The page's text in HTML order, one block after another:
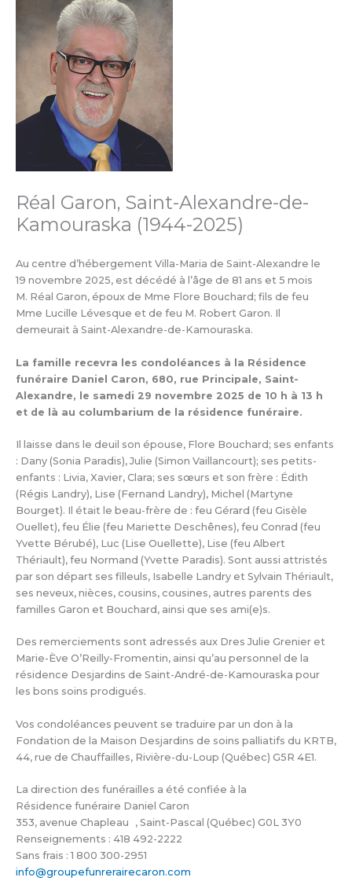
Réal Garon, Saint-Alexandre-de-
Kamouraska (1944-2025)
Au centre d’hébergement Villa-Maria de Saint-Alexandre le
19 novembre 2025, est décédé à l’âge de 81 ans et 5 mois
M. Réal Garon, époux de Mme Flore Bouchard; fils de feu
Mme Lucille Lévesque et de feu M. Robert Garon. Il
demeurait à Saint-Alexandre-de-Kamouraska.
La famille recevra les condoléances à la Résidence
funéraire Daniel Caron, 680, rue Principale, Saint-
Alexandre, le samedi 29 novembre 2025 de 10 h à 13 h
et de là au columbarium de la résidence funéraire.
Il laisse dans le deuil son épouse, Flore Bouchard; ses enfants
: Dany (Sonia Paradis), Julie (Simon Vaillancourt); ses petits-
enfants : Livia, Xavier, Clara; ses sœurs et son frère : Édith
(Régis Landry), Lise (Fernand Landry), Michel (Martyne
Bourget). Il était le beau-frère de : feu Gérard (feu Gisèle
Ouellet), feu Élie (feu Mariette Deschênes), feu Conrad (feu
Yvette Bérubé), Luc (Lise Ouellette), Lise (feu Albert
Thériault), feu Normand (Yvette Paradis). Sont aussi attristés
par son départ ses filleuls, Isabelle Landry et Sylvain Thériault,
ses neveux, nièces, cousins, cousines, autres parents des
familles Garon et Bouchard, ainsi que ses ami(e)s.
Des remerciements sont adressés aux Dres Julie Grenier et
Marie-Ève O’Reilly-Fromentin, ainsi qu’au personnel de la
résidence Desjardins de Saint-André-de-Kamouraska pour
les bons soins prodigués.
Vos condoléances peuvent se traduire par un don à la
Fondation de la Maison Desjardins de soins palliatifs du KRTB,
44, rue de Chauffailles, Rivière-du-Loup (Québec) G5R 4E1.
La direction des funérailles a été confiée à la
Résidence funéraire Daniel Caron
353, avenue Chapleau , Saint-Pascal (Québec) G0L 3Y0
Renseignements : 418 492-2222
Sans frais : 1 800 300-2951
info@groupefunrerairecaron.com